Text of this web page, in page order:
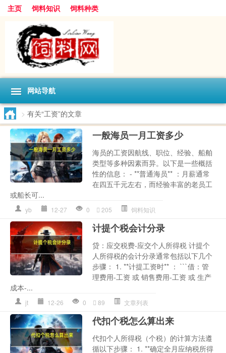
主页 饲料知识 饲料种类
网站导航
> 有关“工资”的文章
一般海员一月工资多少
海员的工资因航线、职位、经验、船舶
类型等多种因素而异。以下是一些概括
性的信息： - **普通海员** ：月薪通常
在四五千元左右，而经验丰富的老员工
或船长可...
yb 12-27 0 205 饲料知识
计提个税会计分录
贷：应交税费-应交个人所得税 计提个
人所得税的会计分录通常包括以下几个
步骤： 1. **计提工资时** ： ```借：管
理费用-工资 或 销售费用-工资 或 生产
成本-...
jt 12-26 0 89 文章列表
代扣个税怎么算出来
代扣个人所得税（个税）的计算方法遵
循以下步骤： 1. **确定全月应纳税所得